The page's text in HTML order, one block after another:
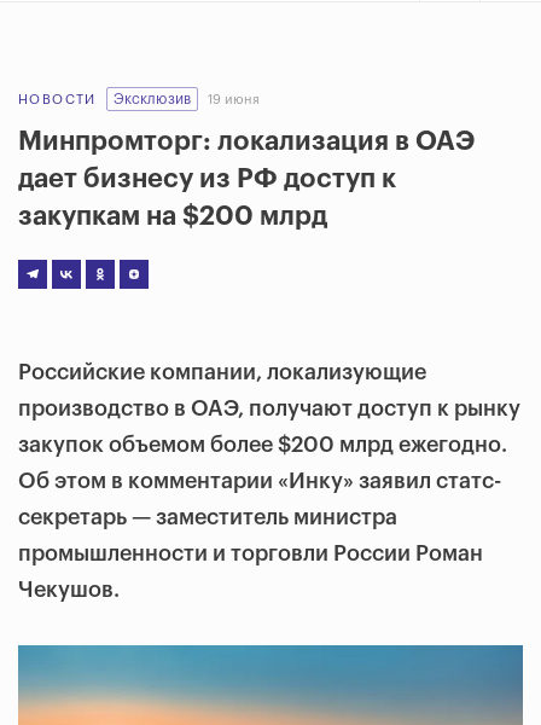
НОВОСТИ Эксклюзив 19 июня
Минпромторг: локализация в ОАЭ
дает бизнесу из РФ доступ к
закупкам на $200 млрд
Российские компании, локализующие
производство в ОАЭ, получают доступ к рынку
закупок объемом более $200 млрд ежегодно.
Об этом в комментарии «Инку» заявил статс-
секретарь — заместитель министра
промышленности и торговли России Роман
Чекушов.